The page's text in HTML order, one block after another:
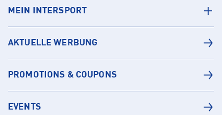
MEIN INTERSPORT
AKTUELLE WERBUNG
PROMOTIONS & COUPONS
EVENTS